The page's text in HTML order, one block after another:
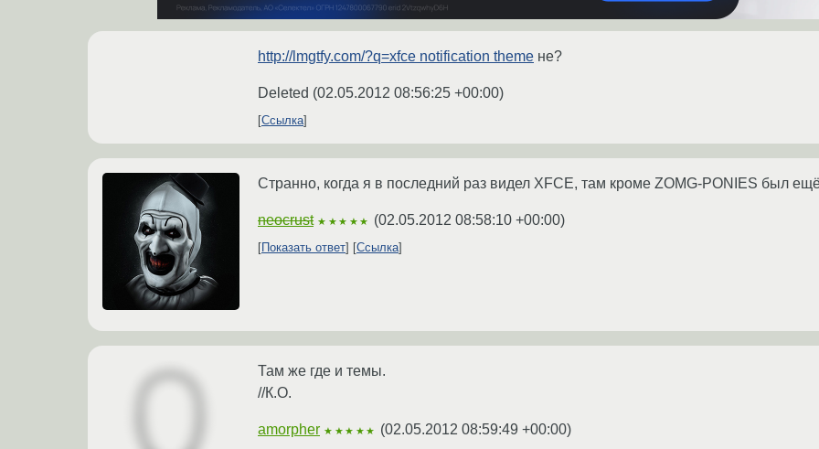
http://lmgtfy.com/?q=xfce notification theme не?
Deleted (02.05.2012 08:56:25 +00:00)
Ссылка
Странно, когда я в последний раз видел XFCE, там кроме ZOMG-PONIES был
neocrust ★★★★★ (02.05.2012 08:58:10 +00:00)
Показать ответ Ссылка
Там же где и темы.
//К.О.
amorpher ★★★★★ (02.05.2012 08:59:49 +00:00)